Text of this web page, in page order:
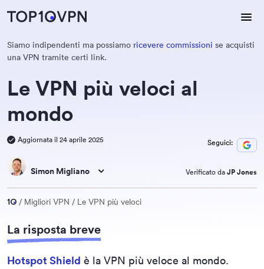
Siamo indipendenti ma possiamo ricevere commissioni se acquisti
una VPN tramite certi link.
Le VPN più veloci al
mondo
Aggiornata il 24 aprile 2025 Seguici:
Simon Migliano Verificato da JP Jones
Migliori VPN Le VPN più veloci
La risposta breve
Hotspot Shield è la VPN più veloce al mondo.